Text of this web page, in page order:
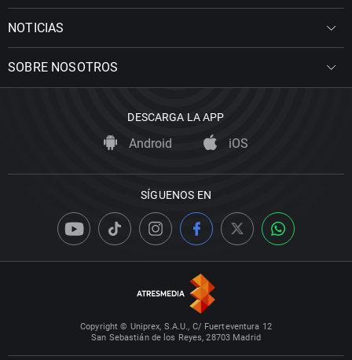
NOTICIAS
SOBRE NOSOTROS
DESCARGA LA APP
Android iOS
SÍGUENOS EN
Copyright © Uniprex, S.A.U., C/ Fuerteventura 12
San Sebastián de los Reyes, 28703 Madrid